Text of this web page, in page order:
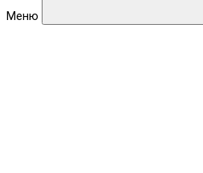
Меню